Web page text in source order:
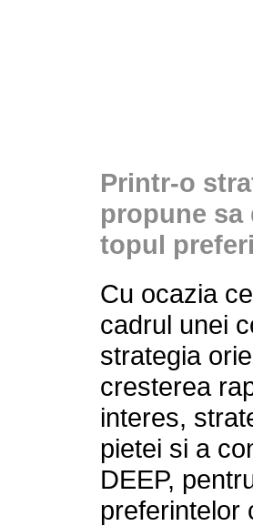
Printr-o
propune
topul
Cu ocazia
cadrul unei
strategia
cresterea
interes,
pietei si a
DEEP,
preferintelor